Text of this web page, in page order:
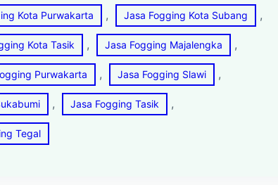
Kota Purwakarta , Jasa Fogging Kota Subang ,
Kota Tasik , Jasa Fogging Majalengka ,
Purwakarta , Jasa Fogging Slawi ,
, Jasa Fogging Tasik ,
Tegal